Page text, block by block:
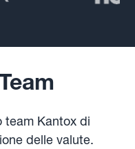
team Kantox di
delle valute.